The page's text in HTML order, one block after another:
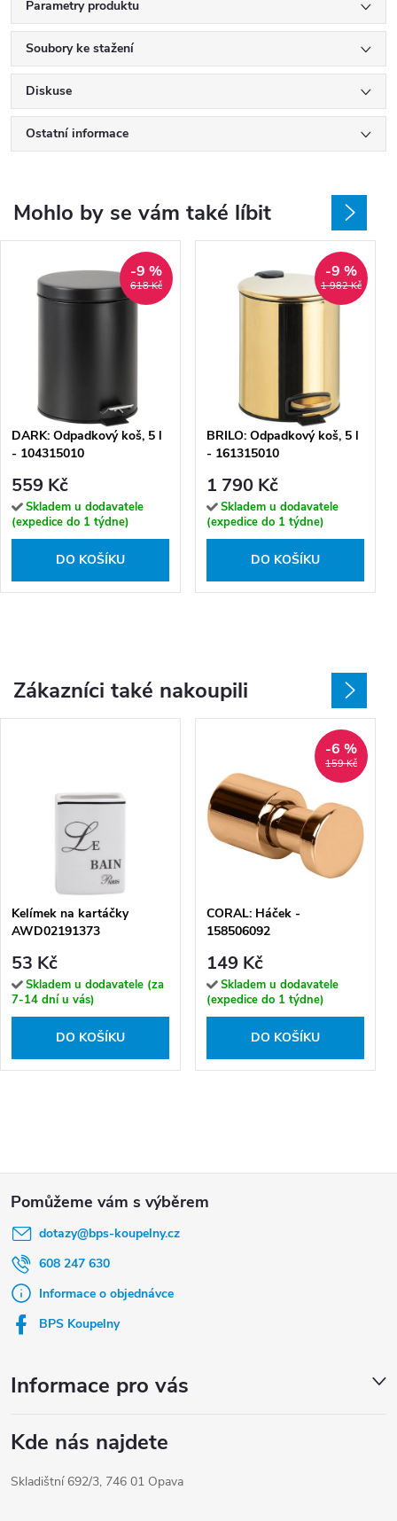
Parametry produktu
Soubory ke stažení
Diskuse
Ostatní informace
Mohlo by se vám také líbit
618 Kč
-9 %
DARK: Odpadkový koš, 5 l
- 104315010
559 Kč
Skladem u dodavatele
(expedice do 1 týdne)
DO KOŠÍKU
1 982 Kč
-9 %
BRILO: Odpadkový koš, 5 l
- 161315010
1 790 Kč
Skladem u dodavatele
(expedice do 1 týdne)
DO KOŠÍKU
Zákazníci také nakoupili
Kelímek na kartáčky
AWD02191373
53 Kč
Skladem u dodavatele (za
7-14 dní u vás)
DO KOŠÍKU
159 Kč
-6 %
CORAL: Háček -
158506092
149 Kč
Skladem u dodavatele
(expedice do 1 týdne)
DO KOŠÍKU
dotazy@bps-koupelny.cz
608 247 630
Informace o objednávce
BPS Koupelny
Informace pro vás
Kde nás najdete
Skladištní 692/3, 746 01 Opava